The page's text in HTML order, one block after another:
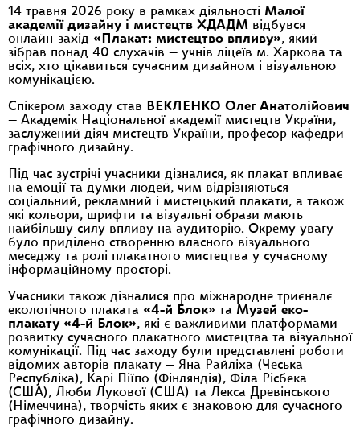
14 травня 2026 року в рамках діяльності Малої
академії дизайну і мистецтв ХДАДМ відбувся
онлайн-захід «Плакат: мистецтво впливу», який
зібрав понад 40 слухачів — учнів ліцеїв м. Харкова та
всіх, хто цікавиться сучасним дизайном і візуальною
комунікацією.
Спікером заходу став ВЕКЛЕНКО Олег Анатолійович
— Академік Національної академії мистецтв України,
заслужений діяч мистецтв України, професор кафедри
графічного дизайну.
Під час зустрічі учасники дізналися, як плакат впливає
на емоції та думки людей, чим відрізняються
соціальний, рекламний і мистецький плакати, а також
які кольори, шрифти та візуальні образи мають
найбільшу силу впливу на аудиторію. Окрему увагу
було приділено створенню власного візуального
меседжу та ролі плакатного мистецтва у сучасному
інформаційному просторі.
Учасники також дізналися про міжнародне триєналє
екологічного плаката «4-й Блок» та Музей еко-
плакату «4-й Блок», які є важливими платформами
розвитку сучасного плакатного мистецтва та візуальної
комунікації. Під час заходу були представлені роботи
відомих авторів плакату — Яна Райліха (Чеська
Республіка), Карі Піїпо (Фінляндія), Філа Рісбека
(США), Люби Лукової (США) та Лекса Древінського
(Німеччина), творчість яких є знаковою для сучасного
графічного дизайну.